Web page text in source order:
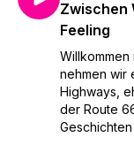
Zwischen
Feeling
Willkommen
nehmen wir
Highways,
der Route